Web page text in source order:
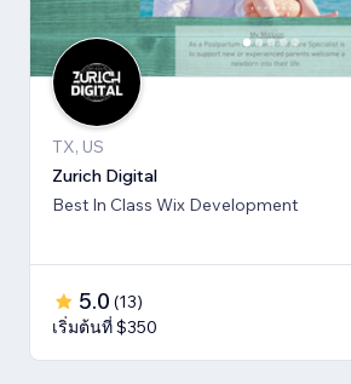
TX, US
Zurich Digital
Best In Class Wix Development
5.0 (13)
เริ่มต้นที่ $350